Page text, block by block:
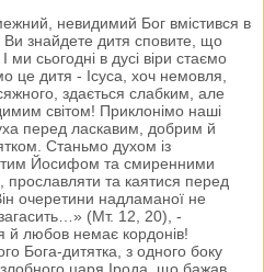
невидимий Бог вмістився в
Ви знайдете дитя сповите, що
сьогодні в дусі віри стаємо
це дитя - Ісуса, хоч немовля,
здається слабким, але
світом! Приклонімо наші
перед ласкавим, добрим й
Станьмо духом із
Йосифом та смиренними
та каятися перед
очеретини надламаної не
(Мт. 12, 20), -
й любов немає кордонів!
Бога-дитятка, з одного боку